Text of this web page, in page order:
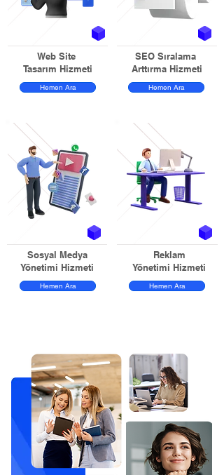
Web Site
Tasarım Hizmeti
Hemen Ara
SEO Sıralama
Arttırma Hizmeti
Hemen Ara
Sosyal Medya
Yönetimi Hizmeti
Hemen Ara
Reklam
Yönetimi Hizmeti
Hemen Ara